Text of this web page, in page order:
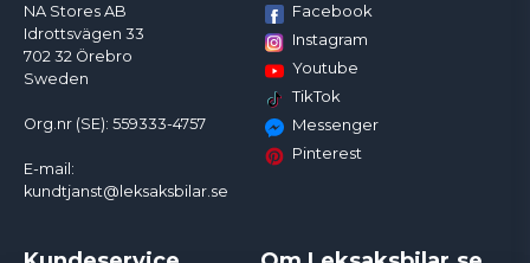
NA Stores AB
Idrottsvägen 33
702 32 Örebro
Sweden
Org.nr (SE): 559333-4757
E-mail:
kundtjanst@leksaksbilar.se
Facebook
Instagram
Youtube
TikTok
Messenger
Pinterest